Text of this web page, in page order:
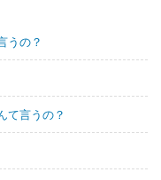
うの？
て言うの？